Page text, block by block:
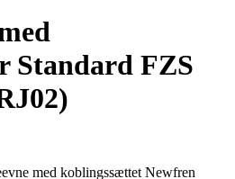
Standard FZS
med koblingssættet Newfren